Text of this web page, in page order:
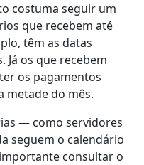
costuma seguir um
que recebem até
têm as datas
Já os que recebem
os pagamentos
metade do mês.
— como servidores
seguem o calendário
consultar o